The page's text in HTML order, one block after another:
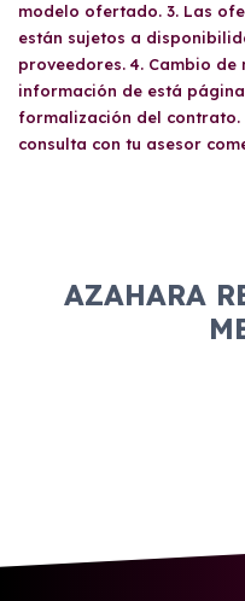
modelo ofertado. 3. Las
están sujetos a
proveedores. 4. Cambio
información de está
formalización del
consulta con tu asesor
AZAHARA